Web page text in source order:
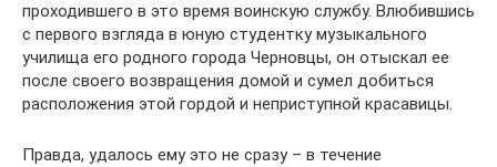
проходившего в это время воинскую службу. Влюбившись
с первого взгляда в юную студентку музыкального
училища его родного города Черновцы, он отыскал ее
после своего возвращения домой и сумел добиться
расположения этой гордой и неприступной красавицы.
Правда, удалось ему это не сразу – в течение